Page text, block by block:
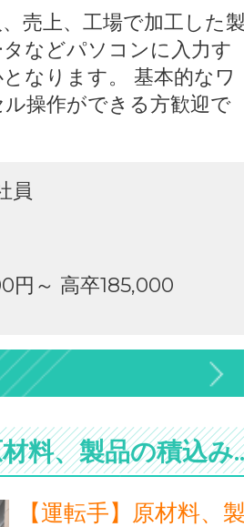
売上、工場で加工した
などパソコンに入力す
なります。 基本的なワ
操作ができる方歓迎で
員
円～ 高卒185,000
運転手 原材料
【運転手】原材料、